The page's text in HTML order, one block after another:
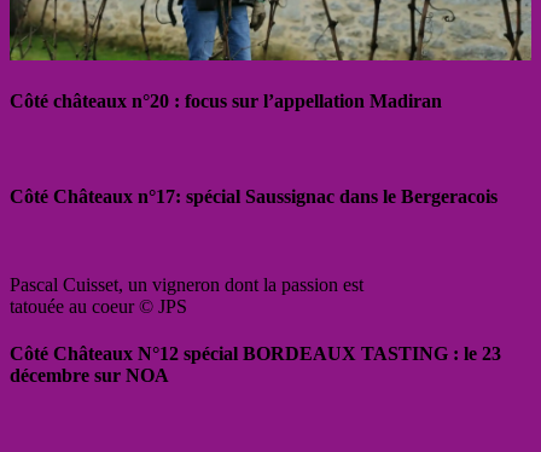
Côté châteaux n°20 : focus sur l’appellation Madiran
Côté Châteaux n°17: spécial Saussignac dans le Bergeracois
Pascal Cuisset, un vigneron dont la passion est
tatouée au coeur © JPS
Côté Châteaux N°12 spécial BORDEAUX TASTING : le 23
décembre sur NOA